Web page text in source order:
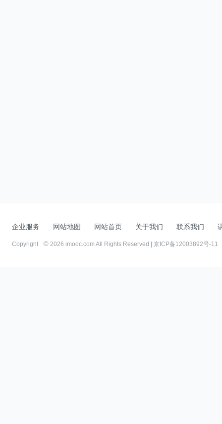
企业服务 网站地图 网站首页 关于我们 联系我们
Copyright 2026 imooc.com All Rights Reserved | 京ICP备12003892号-11